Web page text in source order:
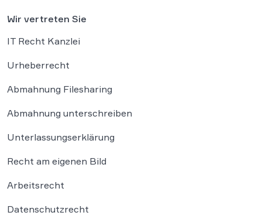
Wir vertreten Sie
IT Recht Kanzlei
Urheberrecht
Abmahnung Filesharing
Abmahnung unterschreiben
Unterlassungserklärung
Recht am eigenen Bild
Arbeitsrecht
Datenschutzrecht